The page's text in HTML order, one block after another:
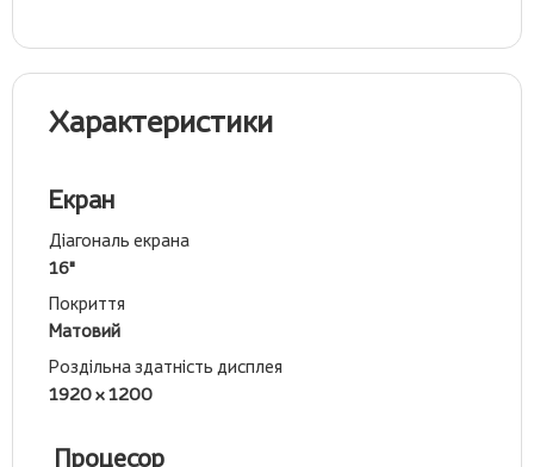
Характеристики
Екран
Діагональ екрана
16"
Покриття
Матовий
Роздільна здатність дисплея
1920 x 1200
Процесор